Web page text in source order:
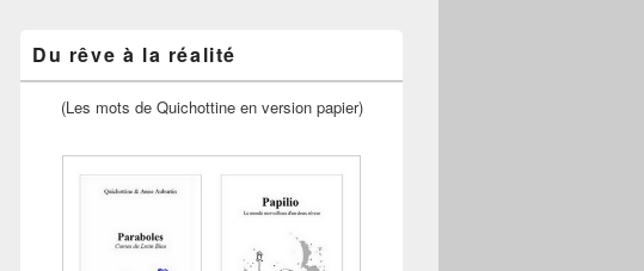
Du rêve à la réalité
(Les mots de Quichottine en version papier)